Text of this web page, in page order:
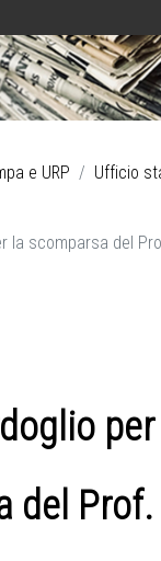
e URP
Ufficio
la scomparsa del
del